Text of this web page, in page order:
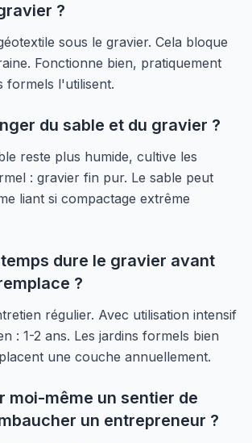
?
sous le gravier. Cela bloque
Fonctionne bien, pratiquement
formels l'utilisent.
du sable et du gravier ?
reste plus humide, cultive les
: gravier fin pur. Le sable peut
liant si compactage extrême
dure le gravier avant
?
régulier. Avec utilisation intensif
: 1-2 ans. Les jardins formels bien
une couche annuellement.
moi-même un sentier de
un entrepreneur ?